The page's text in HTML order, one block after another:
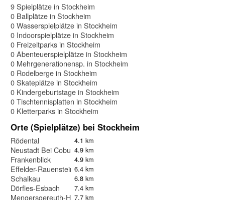
9 Spielplätze in Stockheim
0 Ballplätze in Stockheim
0 Wasserspielplätze in Stockheim
0 Indoorspielplätze in Stockheim
0 Freizeitparks in Stockheim
0 Abenteuerspielplätze in Stockheim
0 Mehrgenerationensp. in Stockheim
0 Rodelberge in Stockheim
0 Skateplätze in Stockheim
0 Kindergeburtstage in Stockheim
0 Tischtennisplatten in Stockheim
0 Kletterparks in Stockheim
Orte (Spielplätze) bei Stockheim
Rödental 4.1 km
Neustadt Bei Coburg4.9 km
Frankenblick 4.9 km
Effelder-Rauenstein 6.4 km
Schalkau 6.8 km
Dörfles-Esbach 7.4 km
Mengersgereuth-Hämmern
7.7 km